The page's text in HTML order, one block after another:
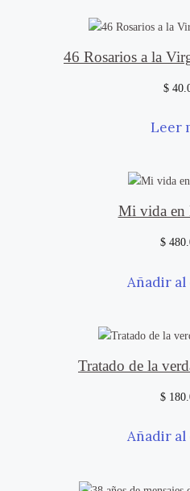
46 Rosarios a la
$
Leer
Mi vida en
$
Añadir
Tratado de la
$
Añadir